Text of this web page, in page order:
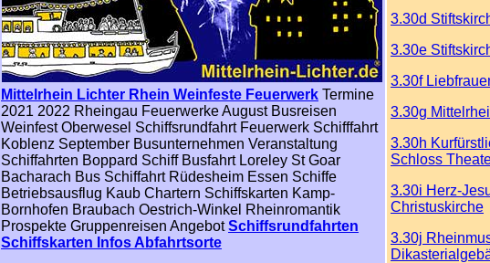
Mittelrhein Lichter Rhein Weinfeste Feuerwerk Termine
2021 2022 Rheingau Feuerwerke August Busreisen
Weinfest Oberwesel Schiffsrundfahrt Feuerwerk Schifffahrt
Koblenz September Busunternehmen Veranstaltung
Schiffahrten Boppard Schiff Busfahrt Loreley St Goar
Bacharach Bus Schiffahrt Rüdesheim Essen Schiffe
Betriebsausflug Kaub Chartern Schiffskarten Kamp-
Bornhofen Braubach Oestrich-Winkel Rheinromantik
Prospekte Gruppenreisen AngebotSchiffsrundfahrten
Schiffskarten Infos Abfahrtsorte
3.30d
3.30e
3.30f
3.30g
3.30h
Schloss
3.30i Herz-
Christuskirche
3.30j